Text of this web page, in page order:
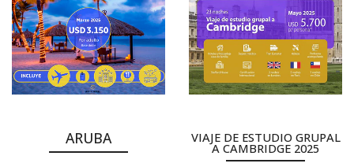
ARUBA VIAJE DE ESTUDIO GRUPAL
A CAMBRIDGE 2025